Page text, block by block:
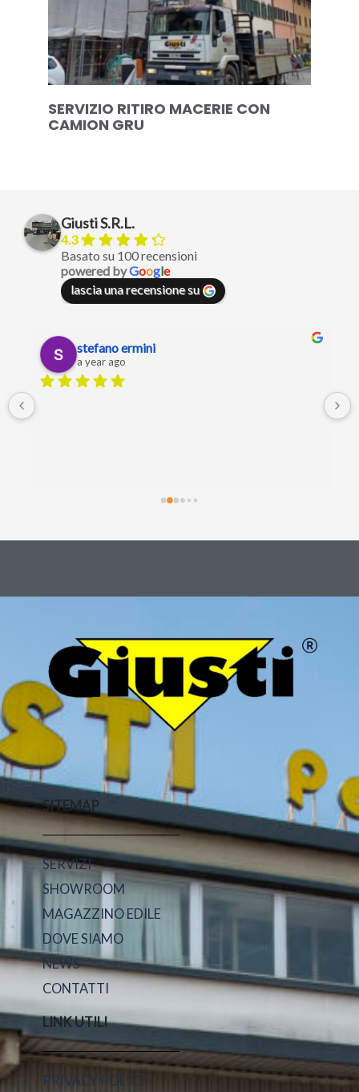
SERVIZIO RITIRO MACERIE CON
CAMION GRU
Giusti S.R.L.
4.3
Basato su 100 recensioni
powered byGoogle
lascia una recensione su
stefano ermini
a year ago
SITEMAP
SERVIZI
SHOWROOM
MAGAZZINO EDILE
DOVE SIAMO
NEWS
CONTATTI
LINK UTILI
PRIVACY POLICY